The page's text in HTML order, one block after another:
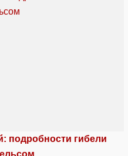
подробности гибели